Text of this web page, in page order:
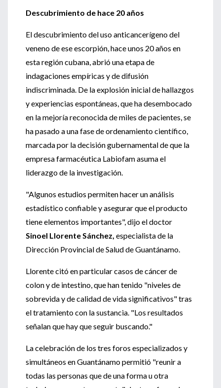
Descubrimiento de hace 20 años
El descubrimiento del uso anticancerígeno del
veneno de ese escorpión, hace unos 20 años en
esta región cubana, abrió una etapa de
indagaciones empíricas y de difusión
indiscriminada. De la explosión inicial de hallazgos
y experiencias espontáneas, que ha desembocado
en la mejoría reconocida de miles de pacientes, se
ha pasado a una fase de ordenamiento científico,
marcada por la decisión gubernamental de que la
empresa farmacéutica Labiofam asuma el
liderazgo de la investigación.
"Algunos estudios permiten hacer un análisis
estadístico confiable y asegurar que el producto
tiene elementos importantes", dijo el doctor
Sinoel Llorente Sánchez, especialista de la
Dirección Provincial de Salud de Guantánamo.
Llorente citó en particular casos de cáncer de
colon y de intestino, que han tenido "niveles de
sobrevida y de calidad de vida significativos" tras
el tratamiento con la sustancia. "Los resultados
señalan que hay que seguir buscando."
La celebración de los tres foros especializados y
simultáneos en Guantánamo permitió "reunir a
todas las personas que de una forma u otra